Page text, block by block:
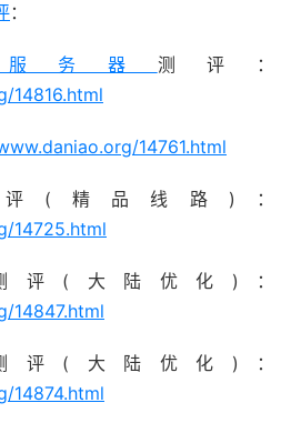
：
务器 测评：
14816.html
14761.html
(精品线路)：
14725.html
评(大陆优化)：
14847.html
评(大陆优化)：
14874.html